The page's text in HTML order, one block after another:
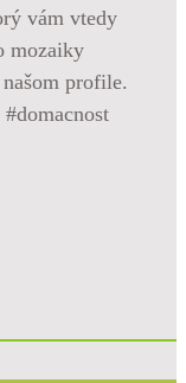
vám vtedy
mozaiky
profile.